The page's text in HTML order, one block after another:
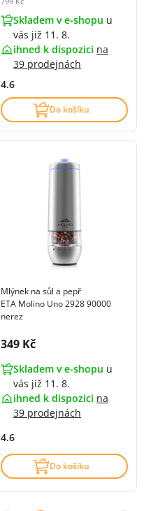
Skladem v e-shopu u
vás již 11. 8.
ihned k dispozici na
39 prodejnách
4.6
Do košíku
Mlýnek na sůl a pepř
ETA Molino Uno 2928 90000
nerez
Cena s DPH:
349 Kč
Skladem v e-shopu u
vás již 11. 8.
ihned k dispozici na
39 prodejnách
4.6
Do košíku